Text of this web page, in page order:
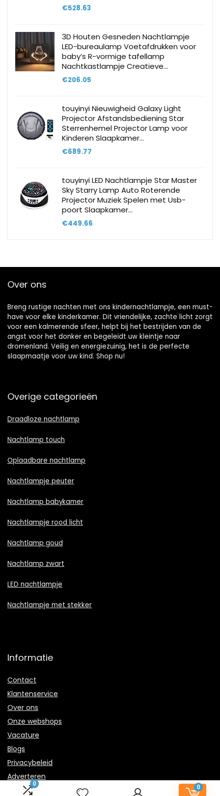
0
0
€528.63
3D Houten Gesneden Nachtlampje
LED-bureaulamp Voetafdrukken voor
baby’s R-vormige tafellamp
Nachtkastlampje Creatieve…
€206.05
touyinyi Nieuwigheid Galaxy Light
Projector Afstandsbediening Star
Sterrenhemel Projector Lamp voor
Kinderen Slaapkamer…
€689.77
touyinyi LED Nachtlampje Star Master
Sky Starry Lamp Auto Roterende
Projector Muziek Spelen met Usb-
poort Slaapkamer…
€449.66
Over ons
Breng rustige nachten met ons kindernachtlampje, een must-
have voor elke kinderkamer. Dit vriendelijke, zachte licht zorgt
voor een kalmerende sfeer, helpt bij het bestrijden van de
angst voor het donker en begeleidt uw kleintje naar
dromenland. Veilig en energiezuinig, het is de perfecte
slaapmaatje voor uw kind. Shop nu!
Overige categorieën
Draadloze nachtlamp
Nachtlamp touch
Oplaadbare nachtlamp
Nachtlampje peuter
Nachtlamp babykamer
Nachtlampje rood licht
Nachtlamp goud
Nachtlamp zwart
LED nachtlampje
Nachtlampje met stekker
Informatie
Contact
Klantenservice
Over ons
Onze webshops
Vacature
Blogs
Privacybeleid
Adverteren